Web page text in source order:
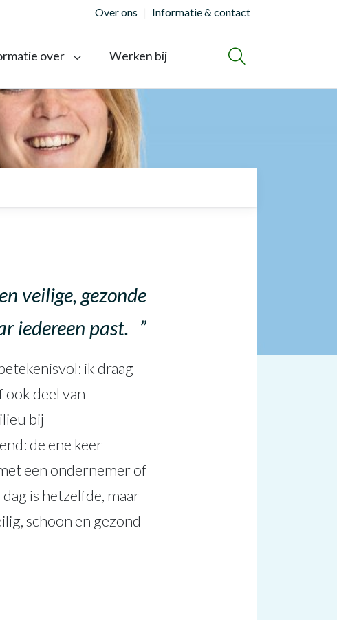
Over ons Informatie & contact
over Werken bij ZOEKEN
veilige, gezonde
iedereen past.
ik draag
ook deel van
bij
de ene keer
een ondernemer of
is hetzelfde, maar
schoon en gezond